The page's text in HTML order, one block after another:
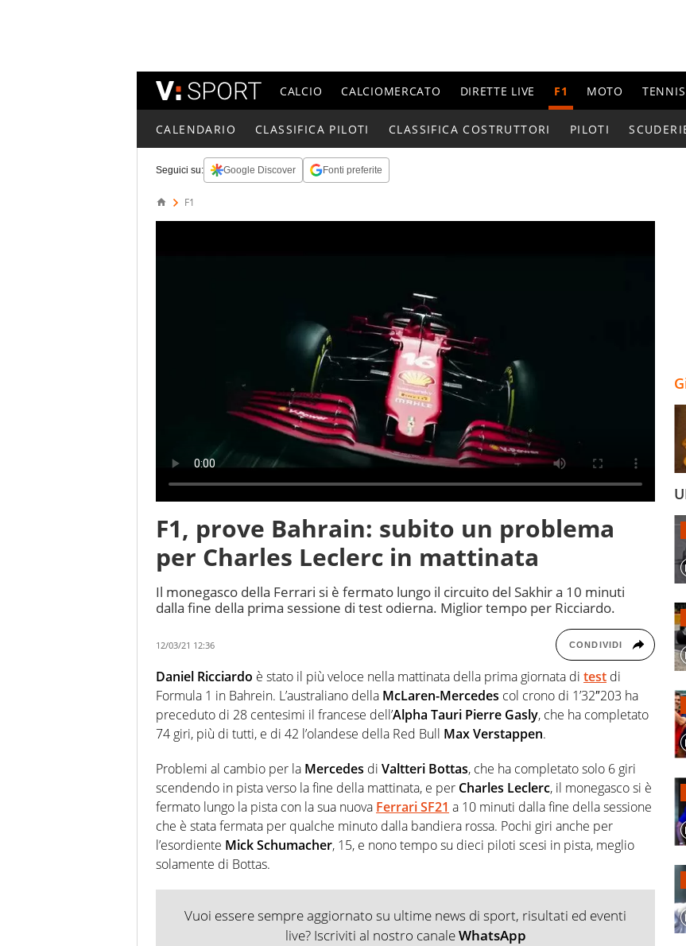
CALCIO CALCIOMERCATO DIRETTE LIVE F1 MOTO TENNIS
CALENDARIO CLASSIFICA PILOTI CLASSIFICA COSTRUTTORI PILOTI
Seguici su: Google Discover Fonti preferite
F1
F1, prove Bahrain: subito un problema
per Charles Leclerc in mattinata
Il monegasco della Ferrari si è fermato lungo il circuito del Sakhir a 10 minuti
dalla fine della prima sessione di test odierna. Miglior tempo per Ricciardo.
12/03/21 12:36 CONDIVIDI
Daniel Ricciardo è stato il più veloce nella mattinata della prima giornata di test di
Formula 1 in Bahrein. L’australiano della McLaren-Mercedes col crono di 1’32″203 ha
preceduto di 28 centesimi il francese dell’Alpha Tauri Pierre Gasly, che ha completato
74 giri, più di tutti, e di 42 l’olandese della Red Bull Max Verstappen.
Problemi al cambio per la Mercedes di Valtteri Bottas, che ha completato solo 6 giri
scendendo in pista verso la fine della mattinata, e per Charles Leclerc, il monegasco si è
fermato lungo la pista con la sua nuova Ferrari SF21 a 10 minuti dalla fine della sessione
che è stata fermata per qualche minuto dalla bandiera rossa. Pochi giri anche per
l’esordiente Mick Schumacher, 15, e nono tempo su dieci piloti scesi in pista, meglio
solamente di Bottas.
Vuoi essere sempre aggiornato su ultime news di sport, risultati ed eventi
live? Iscriviti al nostro canaleWhatsApp